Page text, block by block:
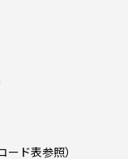
ド表参照）